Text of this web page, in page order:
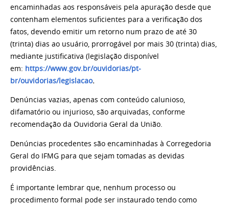
encaminhadas aos responsáveis pela apuração desde que
contenham elementos suficientes para a verificação dos
fatos, devendo emitir um retorno num prazo de até 30
(trinta) dias ao usuário, prorrogável por mais 30 (trinta) dias,
mediante justificativa (legislação disponível
em: https://www.gov.br/ouvidorias/pt-
br/ouvidorias/legislacao.
Denúncias vazias, apenas com conteúdo calunioso,
difamatório ou injurioso, são arquivadas, conforme
recomendação da Ouvidoria Geral da União.
Denúncias procedentes são encaminhadas à Corregedoria
Geral do IFMG para que sejam tomadas as devidas
providências.
É importante lembrar que, nenhum processo ou
procedimento formal pode ser instaurado tendo como